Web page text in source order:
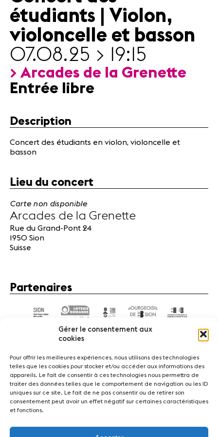
Gérer le consentement aux
cookies
Pour offrir les meilleures expériences, nous utilisons des technologies
telles que les cookies pour stocker et/ou accéder aux informations des
appareils. Le fait de consentir à ces technologies nous permettra de
traiter des données telles que le comportement de navigation ou les ID
uniques sur ce site. Le fait de ne pas consentir ou de retirer son
consentement peut avoir un effet négatif sur certaines caractéristiques
et fonctions.
Actualités
Partenaires
Actualités
Concerts
Bénévoles
Médiation
Médias
presse
Emplois
Mentions
légales
Contact
étudiants | Violon,
violoncelle et basson
07.08.25 > 19:15
> Arcades de la Grenette
Entrée libre
Description
Concert des étudiants en violon, violoncelle et
basson
Lieu du concert
Carte non disponible
Arcades de la Grenette
Rue du Grand-Pont 24
1950 Sion
Suisse
Partenaires
ActualitésConcertsBénévolesMédiation
Médias Revue de presse